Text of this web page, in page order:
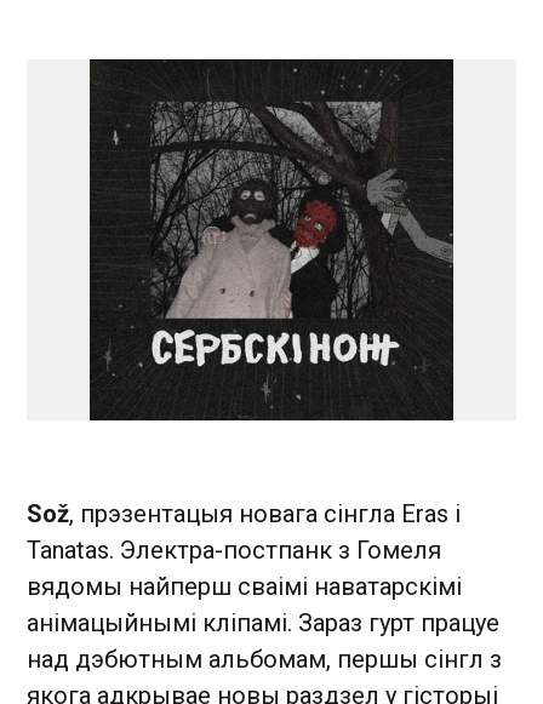
Sož, прэзентацыя новага сінгла Eras i
Tanatas. Электра-постпанк з Гомеля
вядомы найперш сваімі наватарскімі
анімацыйнымі кліпамі. Зараз гурт працуе
над дэбютным альбомам, першы сінгл з
якога адкрывае новы раздзел у гісторыі